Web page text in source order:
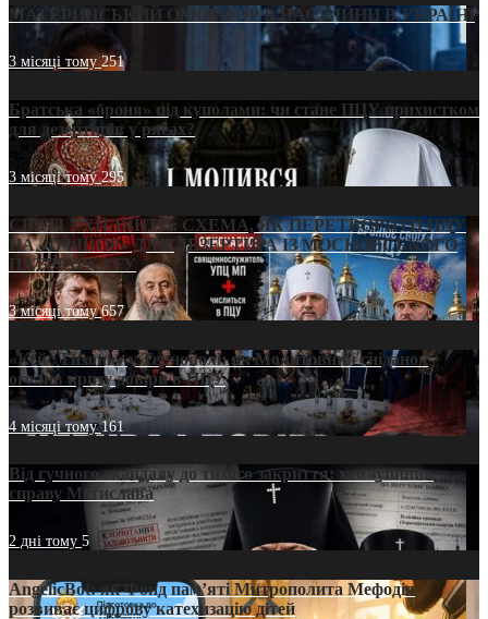
МАТЕРИНСЬКИЙ ОМОРФОР В ЧАС ВІЙНИ В УКРАЇНІ
3 місяці тому251
Братська «броня» під куполами: чи стане ПЦУ прихистком
для дезертирів у рясах?
3 місяці тому295
СВЯТІ УХИЛЯНТИ: СХЕМА, ЯК ПЕРЕТВОРИТИ ПЦУ
НА «ОФШОР» ДЛЯ ДЕЗЕРТИРА ІЗ МОСКОВСЬКОГО
ПАТРІАРХАТУ
3 місяці тому657
«Кейс Тихона» у Тернополі: як Молитовний сніданок
оголив кризу довіри в ПЦУ
4 місяці тому161
Від гучного скандалу до тихого закриття: хто зупинив
справу Мстислава
2 дні тому 5
AngelicBot: як Фонд пам’яті Митрополита Мефодія
розвиває цифрову катехизацію дітей